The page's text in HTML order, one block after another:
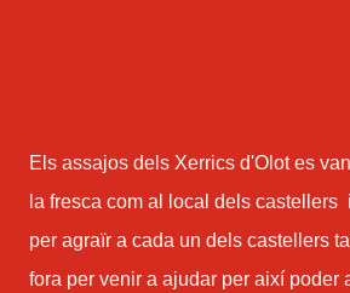
Els assajos dels Xerrics d'Olot es
la fresca com al local dels castellers
per agraïr a cada un dels castellers
fora per venir a ajudar per així poder